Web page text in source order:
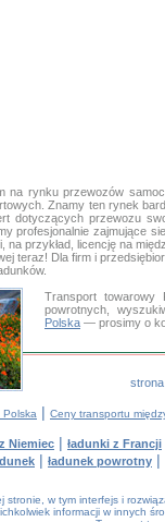
na rynku przewozów
Znamy ten rynek
dotyczących przewozu
profesjonalnie zajmujące
na przykład, licencję na
teraz! Dla firm i
Transport towarowy
powrotnych,
Polska — prosimy o
strona
Polska | Ceny transportu
Niemiec | ładunki z Francji
| ładunek powrotny |
w tym interfejs i
informacji w innych